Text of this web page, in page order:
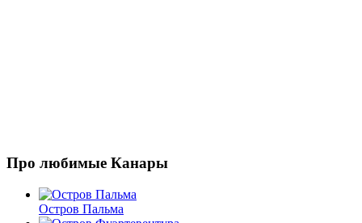
Про любимые Канары
Остров Пальма